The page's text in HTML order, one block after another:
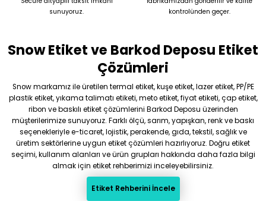
Gönder
sunuyoruz.
kontrolünden geçer.
Snow Etiket ve Barkod Deposu Etiket
Çözümleri
Snow markamız ile üretilen termal etiket, kuşe etiket, lazer etiket, PP/PE
plastik etiket, yıkama talimatı etiketi, meto etiket, fiyat etiketi, çap etiket,
ribon ve baskılı etiket çözümlerini Barkod Deposu üzerinden
müşterilerimize sunuyoruz. Farklı ölçü, sarım, yapışkan, renk ve baskı
seçenekleriyle e-ticaret, lojistik, perakende, gıda, tekstil, sağlık ve
üretim sektörlerine uygun etiket çözümleri hazırlıyoruz. Doğru etiket
seçimi, kullanım alanları ve ürün grupları hakkında daha fazla bilgi
almak için etiket rehberimizi inceleyebilirsiniz.
Etiket Rehberini İncele